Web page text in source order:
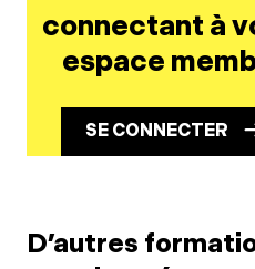
connectant à
espace
SE CONNECTER
D’autres